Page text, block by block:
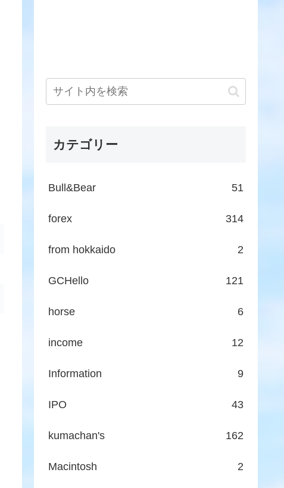
カテゴリー
Bull&Bear 51
forex 314
from hokkaido 2
GCHello 121
horse 6
income 12
Information 9
IPO 43
kumachan's 162
Macintosh 2